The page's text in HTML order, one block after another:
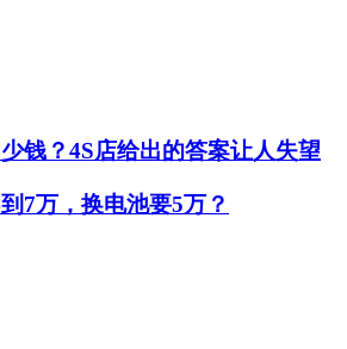
钱？4S店给出的答案让人失望
7万，换电池要5万？